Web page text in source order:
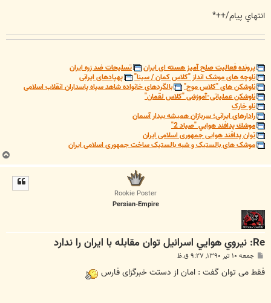
انتهاي پيام/++*
پرونده فعالیت صلح آمیز هسته ای ایران
تسلیحات ضد زره ایران
ناوچه های موشک انداز "کلاس کمان / سینا"
پهپادهای ایرانی
ناوشکن های "کلاس موج"
بالگردهای خانواده شاهد سپاه پاسداران انقلاب اسلامی
ناوشکن عملیاتی-آموزشی "کلاس لقمان"
ناو خارک
رادارهای ایرانی؛ سربازان همیشه بیدار آسمان
موشك پدافند هوايي "صياد 2"
توان پدافند هوایی جمهوری اسلامی ایران
موشک های بالستیک و شبه بالستیک ساخت جمهوری اسلامی ایران
ب
ا
Rookie Poster
Persian-Empire
Re: نيروي هوايي اسرائيل توان مقابله با ايران را ندارد
پ
ت
جمعه ۱۰ تیر ۱۳۹۰, ۹:۲۷ ق.ظ
فقط می توان گفت : امان از دستت خبرگزای فارس